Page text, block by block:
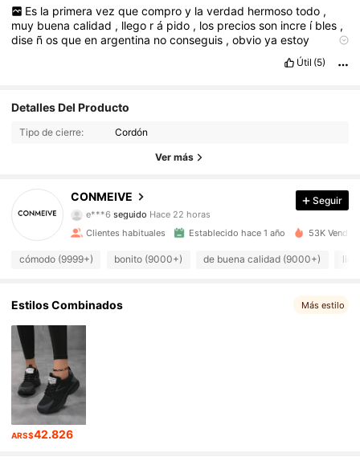
Es la primera vez que compro y la verdad hermoso todo ,
muy buenacalidad , llego rá pido , los preciosson incre í bles ,
dise ñosqueenargentina noconseguis ,obvioyaestoy
SHEIN
Útil (5)
Detalles Del Producto
Tipo de cierre: Cordón
Ver más
CONMEIVE
4,94 8.4K Seguidores
8.4K Seguidores
4,94 8.4K Seguidores
4,94
Seguir
Clientes habituales Establecido hace 1 año 53K
cómodo (9999+) bonito (9000+) de buena calidad (9000+)
Estilos Combinados Más estilo
ARS$42.826